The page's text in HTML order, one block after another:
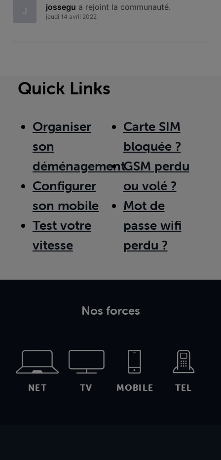
J jossegu a rejoint la communauté.
jeudi 14 avril 2022
Quick Links
Organiser
son
déménagement
Configurer
son mobile
Test votre
vitesse
Carte SIM
bloquée ?
GSM perdu
ou volé ?
Mot de
passe wifi
perdu ?
Nos forces
NET TV MOBILE TEL